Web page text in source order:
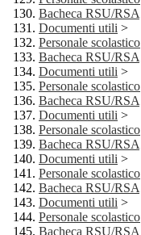
Bacheca RSU/RSA
Documenti utili >
Personale scolastico
Bacheca RSU/RSA
Documenti utili >
Personale scolastico
Bacheca RSU/RSA
Documenti utili >
Personale scolastico
Bacheca RSU/RSA
Documenti utili >
Personale scolastico
Bacheca RSU/RSA
Documenti utili >
Personale scolastico
Bacheca RSU/RSA